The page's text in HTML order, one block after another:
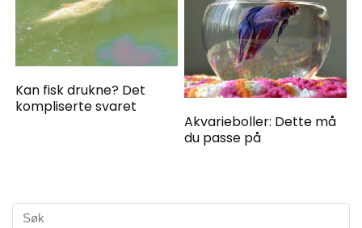
Kan fisk drukne? Det
kompliserte svaret
Akvarieboller: Dette må
du passe på